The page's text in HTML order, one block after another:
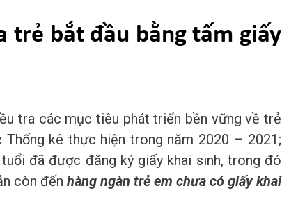
trẻ bắtđầu bằng tấm giấy
tra các mục tiêu phát triển bền vững về trẻ
kê thực hiện trong năm 2020 – 2021;
đã được đăng ký giấy khai sinh, trong đó
còn đến hàng ngàn trẻ em chưa có giấy khai